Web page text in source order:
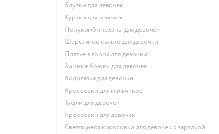
Блузки для девочек
Куртки для девочек
Полукомбинезоны для девочек
Шерстяное пальто для девочки
Платье в горох для девочки
Зимние брюки для девочек
Водолазка для девочки
Кроссовки для мальчиков
Туфли для девочек
Кроссовки для девочек
Светящиеся кроссовки для девочек с зарядкой